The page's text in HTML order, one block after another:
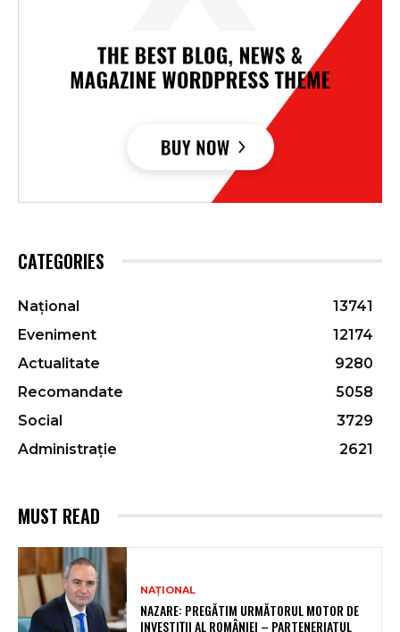
CATEGORIES
Național
13741
Eveniment
12174
Actualitate
9280
Recomandate
5058
Social
3729
Administrație
2621
MUST READ
NAȚIONAL
NAZARE: PREGĂTIM URMĂTORUL MOTOR DE
INVESTIȚII AL ROMÂNIEI – PARTENERIATUL